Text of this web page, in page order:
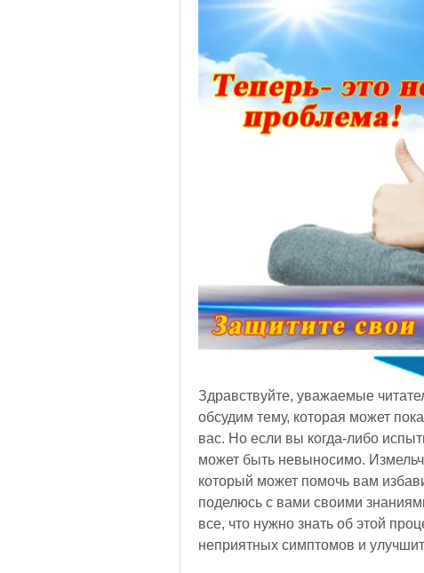
Здравствуйте, уважаемые
обсудим тему, которая может
вас. Но если вы когда-либо
может быть невыносимо.
который может помочь вам
поделюсь с вами своими
все, что нужно знать об этой
неприятных симптомов и